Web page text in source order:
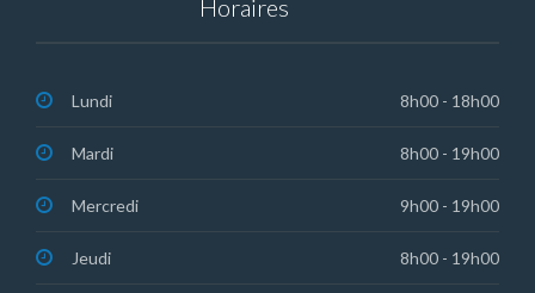
Horaires
Lundi 8h00 - 18h00
Mardi 8h00 - 19h00
Mercredi 9h00 - 19h00
Jeudi 8h00 - 19h00